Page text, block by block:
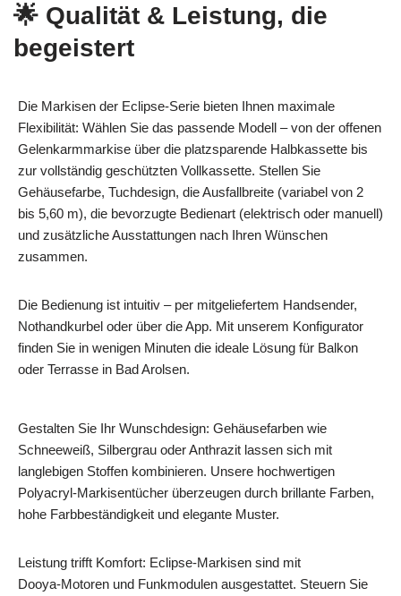
🌟 Qualität & Leistung, die
begeistert
Die Markisen der Eclipse‑Serie bieten Ihnen maximale
Flexibilität: Wählen Sie das passende Modell – von der offenen
Gelenkarmmarkise über die platzsparende Halbkassette bis
zur vollständig geschützten Vollkassette. Stellen Sie
Gehäusefarbe, Tuchdesign, die Ausfallbreite (variabel von 2
bis 5,60 m), die bevorzugte Bedienart (elektrisch oder manuell)
und zusätzliche Ausstattungen nach Ihren Wünschen
zusammen.
Die Bedienung ist intuitiv – per mitgeliefertem Handsender,
Nothandkurbel oder über die App. Mit unserem Konfigurator
finden Sie in wenigen Minuten die ideale Lösung für Balkon
oder Terrasse in Bad Arolsen.
Gestalten Sie Ihr Wunschdesign: Gehäusefarben wie
Schneeweiß, Silbergrau oder Anthrazit lassen sich mit
langlebigen Stoffen kombinieren. Unsere hochwertigen
Polyacryl‑Markisentücher überzeugen durch brillante Farben,
hohe Farbbeständigkeit und elegante Muster.
Leistung trifft Komfort: Eclipse‑Markisen sind mit
Dooya‑Motoren und Funkmodulen ausgestattet. Steuern Sie